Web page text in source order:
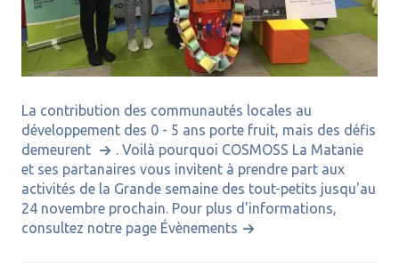
La contribution des communautés locales au
développement des 0 - 5 ans porte fruit, mais des défis
demeurent
. Voilà pourquoi COSMOSS La Matanie
et ses partanaires vous invitent à prendre part aux
activités de la Grande semaine des tout-petits jusqu'au
24 novembre prochain. Pour plus d'informations,
consultez notre page Évènements